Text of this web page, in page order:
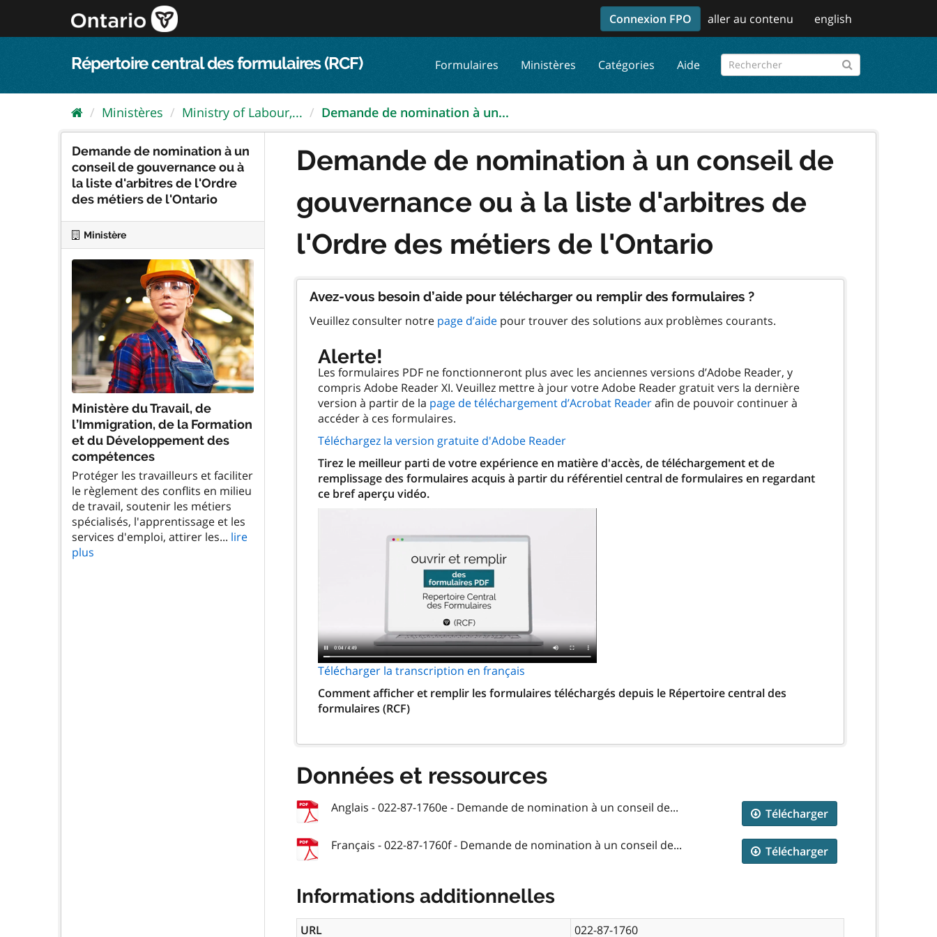
au
Connexion FPO aller au contenu english
Répertoire central des formulaires (RCF) Formulaires Ministères Catégories Aide
Ministères Ministry of Labour,... Demande de nomination à un...
Demande de nomination à un
conseil de gouvernance ou à
la liste d'arbitres de l'Ordre
des métiers de l'Ontario
Ministère
Ministère du Travail, de
l’Immigration, de la Formation
et du Développement des
compétences
Protéger les travailleurs et faciliter
le règlement des conflits en milieu
de travail, soutenir les métiers
spécialisés, l'apprentissage et les
services d'emploi, attirer les... lire
plus
Demande de nomination à un conseil de
gouvernance ou à la liste d'arbitres de
l'Ordre des métiers de l'Ontario
Avez-vous besoin d’aide pour télécharger ou remplir des formulaires ?
Veuillez consulter notre page d’aide pour trouver des solutions aux problèmes courants.
Alerte!
Les formulaires PDF ne fonctionneront plus avec les anciennes versions d’Adobe Reader, y
compris Adobe Reader XI. Veuillez mettre à jour votre Adobe Reader gratuit vers la dernière
version à partir de la page de téléchargement d’Acrobat Readerafin de pouvoir continuer à
accéder à ces formulaires.
Téléchargez la version gratuite d'Adobe Reader
Tirez le meilleur parti de votre expérience en matière d'accès, de téléchargement et de
remplissage des formulaires acquis à partir du référentiel central de formulaires en regardant
ce bref aperçu vidéo.
Télécharger la transcription en français
Comment afficher et remplir les formulaires téléchargés depuis le Répertoire central des
formulaires (RCF)
Données et ressources
Anglais - 022-87-1760e - Demande de nomination à un conseil de... Télécharger
Français - 022-87-1760f - Demande de nomination à un conseil de... Télécharger
Informations additionnelles
URL 022-87-1760